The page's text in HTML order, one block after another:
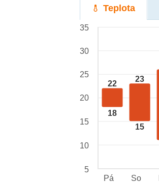
Teplota
22
18
23
15
35
30
25
20
15
10
5
Pá
So